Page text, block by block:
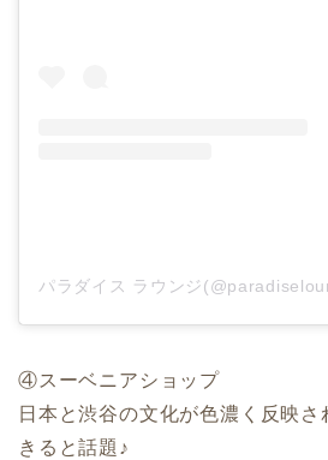
④スーベニアショップ
日本と渋谷の文化が色濃く反映
きると話題♪